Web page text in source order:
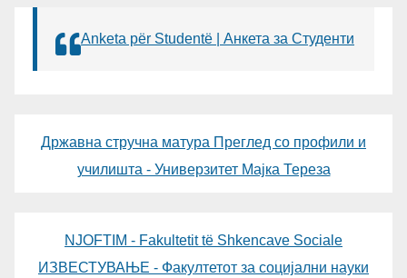
Anketa për Studentë | Анкета за Студенти
Државна стручна матура Преглед со профили и
училишта - Универзитет Мајка Тереза
NJOFTIM - Fakultetit të Shkencave Sociale
ИЗВЕСТУВАЊЕ - Факултетот за социјални науки